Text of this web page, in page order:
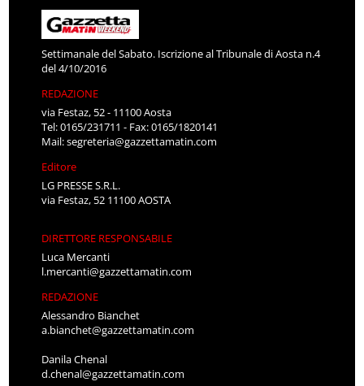
Settimanale del Sabato. Iscrizione al Tribunale di Aosta n.4
del 4/10/2016
REDAZIONE
via Festaz, 52 - 11100 Aosta
Tel: 0165/231711 - Fax: 0165/1820141
Mail:segreteria@gazzettamatin.com
Editore
LG PRESSE S.R.L.
via Festaz, 52 11100 AOSTA
DIRETTORE RESPONSABILE
Luca Mercanti
l.mercanti@gazzettamatin.com
REDAZIONE
Alessandro Bianchet
a.bianchet@gazzettamatin.com
Danila Chenal
d.chenal@gazzettamatin.com